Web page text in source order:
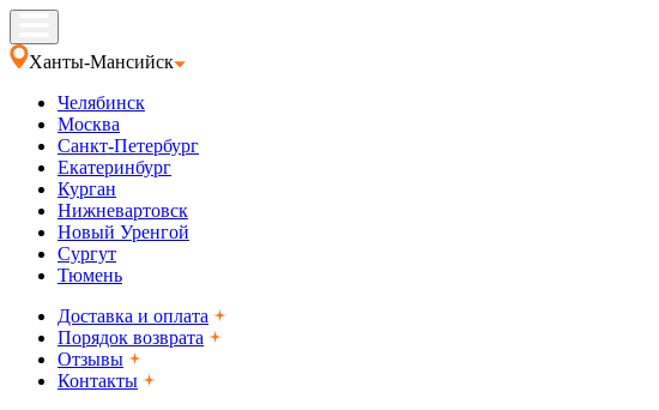
Ханты-Мансийск
Челябинск
Москва
Санкт-Петербург
Екатеринбург
Курган
Нижневартовск
Новый Уренгой
Сургут
Тюмень
Доставка и оплата
Порядок возврата
Отзывы
Контакты